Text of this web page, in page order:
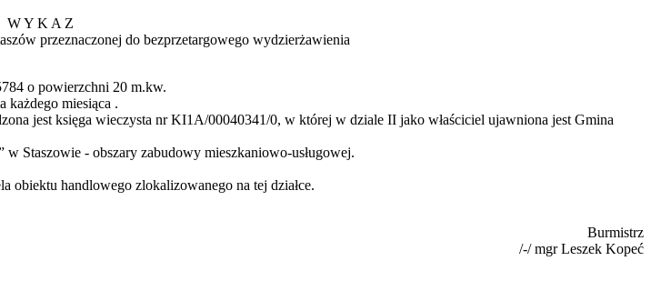
W Y K A Z
przeznaczonej do bezprzetargowego wydzierżawienia
o powierzchni 20 m.kw.
każdego miesiąca .
jest księga wieczysta nr KI1A/00040341/0, w której w dziale II jako właściciel ujawniona jest Gmina
Staszowie - obszary zabudowy mieszkaniowo-usługowej.
obiektu handlowego zlokalizowanego na tej działce.
Burmistrz
/-/ mgr Leszek Kopeć